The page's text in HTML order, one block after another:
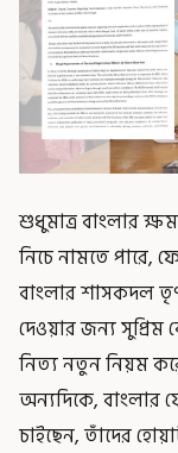
শুধুমাত্র বাংলার
নিচে নামতে পারে,
বাংলার শাসকদল
দেওয়ার জন্য সুপ্রিম
নিত্য নতুন নিয়ম
অন্যদিকে, বাংলার
চাইছেন, তাঁদের